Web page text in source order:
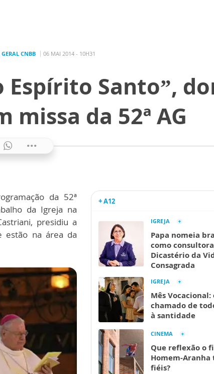
CNBB 06 MAI 2014 - 10H31
Santo”,
missa da 52ª AG
da 52ª
da Igreja na
presidiu a
estão na área da
+ A12
IGREJA
Papa nomeia
como
Dicastério da
Consagrada
IGREJA
Mês Vocacional:
chamado de
à santidade
CINEMA
Que reflexão o
Homem-Aranha
fiéis?